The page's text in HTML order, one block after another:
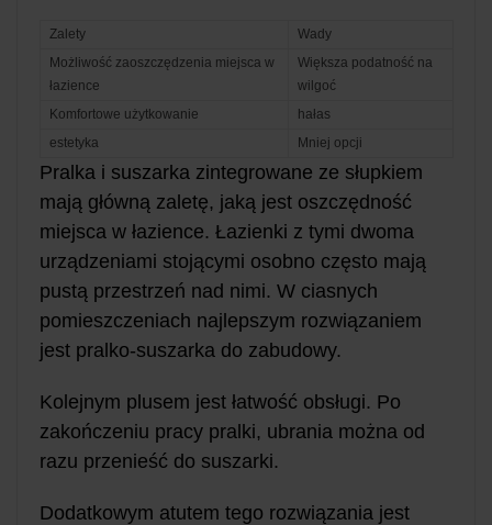
Zalety
Wady
Możliwość zaoszczędzenia miejsca w
łazience
Większa podatność na
wilgoć
Komfortowe użytkowanie
hałas
estetyka
Mniej opcji
Pralka i suszarka zintegrowane ze słupkiem
mają główną zaletę, jaką jest oszczędność
miejsca w łazience. Łazienki z tymi dwoma
urządzeniami stojącymi osobno często mają
pustą przestrzeń nad nimi. W ciasnych
pomieszczeniach najlepszym rozwiązaniem
jest pralko-suszarka do zabudowy.
Kolejnym plusem jest łatwość obsługi. Po
zakończeniu pracy pralki, ubrania można od
razu przenieść do suszarki.
Dodatkowym atutem tego rozwiązania jest